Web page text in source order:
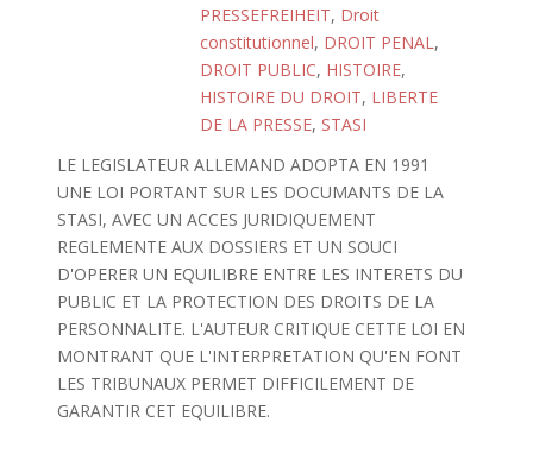
PRESSEFREIHEIT, Droit
constitutionnel, DROIT PENAL,
DROIT PUBLIC, HISTOIRE,
HISTOIRE DU DROIT, LIBERTE
DE LA PRESSE, STASI
LE LEGISLATEUR ALLEMAND ADOPTA EN 1991
UNE LOI PORTANT SUR LES DOCUMANTS DE LA
STASI, AVEC UN ACCES JURIDIQUEMENT
REGLEMENTE AUX DOSSIERS ET UN SOUCI
D'OPERER UN EQUILIBRE ENTRE LES INTERETS DU
PUBLIC ET LA PROTECTION DES DROITS DE LA
PERSONNALITE. L'AUTEUR CRITIQUE CETTE LOI EN
MONTRANT QUE L'INTERPRETATION QU'EN FONT
LES TRIBUNAUX PERMET DIFFICILEMENT DE
GARANTIR CET EQUILIBRE.